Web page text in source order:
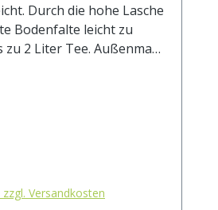
Durch die hohe Lasche
Bodenfalte leicht zu
zu 2 Liter Tee. Außenmaß
Versandkosten